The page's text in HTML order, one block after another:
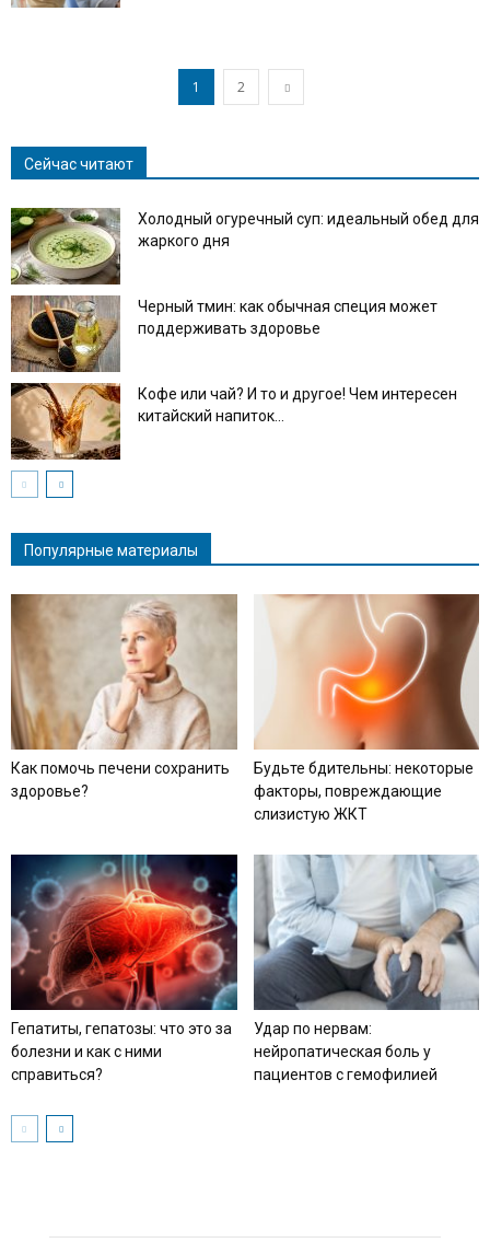
1 2
Сейчас читают
Холодный огуречный суп: идеальный обед для
жаркого дня
Черный тмин: как обычная специя может
поддерживать здоровье
Кофе или чай? И то и другое! Чем интересен
китайский напиток...
Популярные материалы
Как помочь печени сохранить
здоровье?
Будьте бдительны: некоторые
факторы, повреждающие
слизистую ЖКТ
Гепатиты, гепатозы: что это за
болезни и как с ними
справиться?
Удар по нервам:
нейропатическая боль у
пациентов с гемофилией